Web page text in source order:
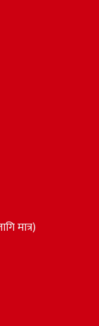
मात्र)